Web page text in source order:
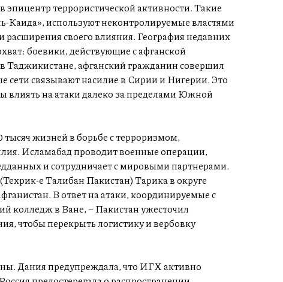
террористической активности. Такие
используют неконтролируемые властями
своего влияния. География недавних
боевики, действующие с афганской
Таджикистане, афганский гражданин совершил
сети связывают насилие в Сирии и Нигерии. Это
влиять на атаки далеко за пределами Южной
жизней в борьбе с терроризмом,
Исламабад проводит военные операции,
и сотрудничает с мировыми партнерами.
е Талибан Пакистан) Тарика в округе
В ответ на атаки, координируемые с
колледж в Ване, – Пакистан ужесточил
чтобы перекрыть логистику и вербовку
Дания предупреждала, что ИГХ активно